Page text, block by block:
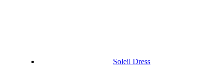
Soleil Dress